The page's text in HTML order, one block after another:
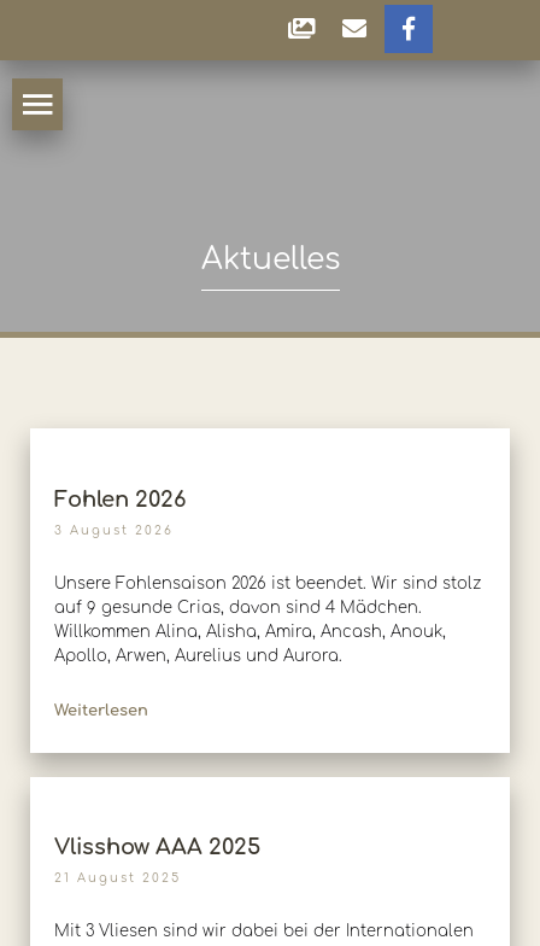
Aktuelles
Fohlen 2026
3 August 2026
Unsere Fohlensaison 2026 ist beendet. Wir sind stolz
auf 9 gesunde Crias, davon sind 4 Mädchen.
Willkommen Alina, Alisha, Amira, Ancash, Anouk,
Apollo, Arwen, Aurelius und Aurora.
Weiterlesen
Vlisshow AAA 2025
21 August 2025
Mit 3 Vliesen sind wir dabei bei der Internationalen